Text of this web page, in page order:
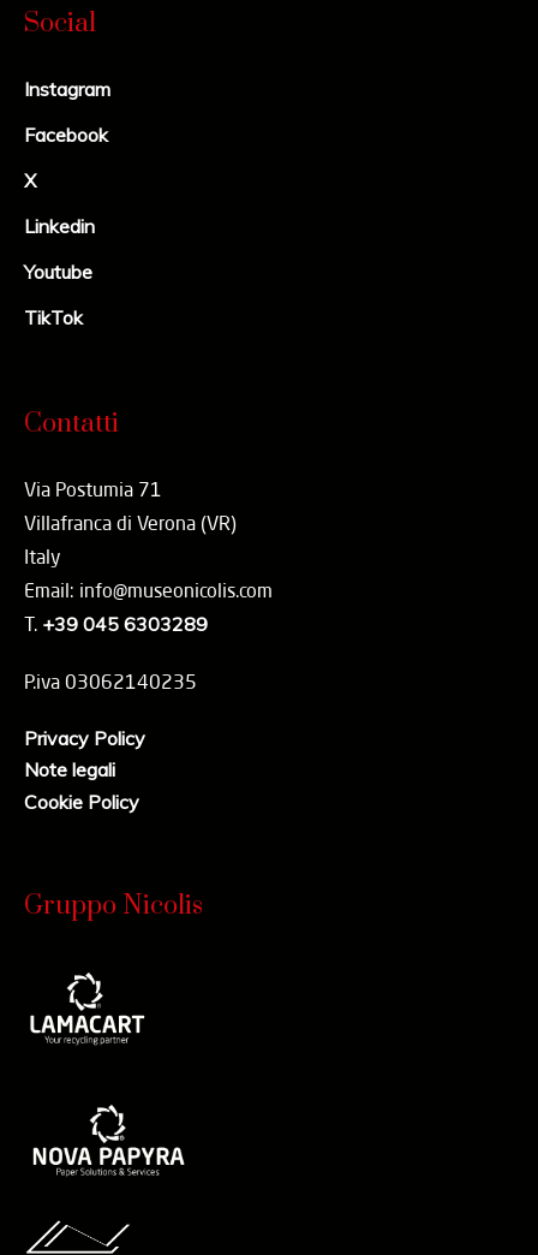
Social
Instagram
Facebook
X
Linkedin
Youtube
TikTok
Contatti
Via Postumia 71
Villafranca di Verona (VR)
Italy
Email: info@museonicolis.com
T. +39 045 6303289
P.iva 03062140235
Privacy Policy
Note legali
Cookie Policy
Gruppo Nicolis